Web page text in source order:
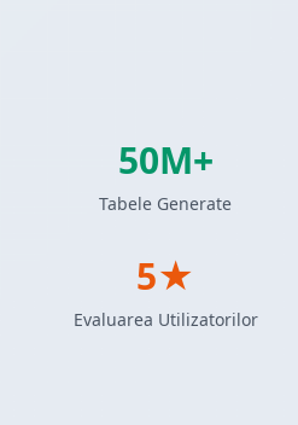
50M+
Tabele Generate
5★
Evaluarea Utilizatorilor